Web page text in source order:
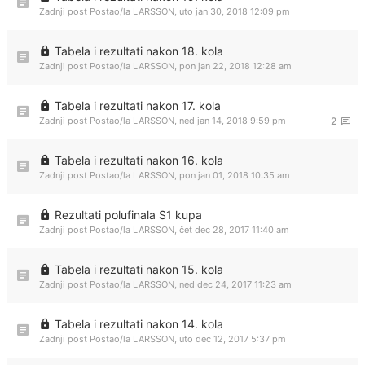
Zadnji post Postao/la LARSSON, uto jan 30, 2018 12:09 pm
Tabela i rezultati nakon 18. kola
Zadnji post Postao/la LARSSON, pon jan 22, 2018 12:28 am
Tabela i rezultati nakon 17. kola
2
Zadnji post Postao/la LARSSON, ned jan 14, 2018 9:59 pm
Tabela i rezultati nakon 16. kola
Zadnji post Postao/la LARSSON, pon jan 01, 2018 10:35 am
Rezultati polufinala S1 kupa
Zadnji post Postao/la LARSSON, čet dec 28, 2017 11:40 am
Tabela i rezultati nakon 15. kola
Zadnji post Postao/la LARSSON, ned dec 24, 2017 11:23 am
Tabela i rezultati nakon 14. kola
Zadnji post Postao/la LARSSON, uto dec 12, 2017 5:37 pm